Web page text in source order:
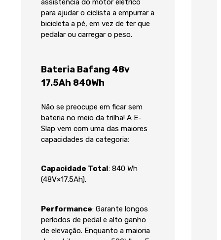
assistência do motor elétrico
para ajudar o ciclista a empurrar a
bicicleta a pé, em vez de ter que
pedalar ou carregar o peso.
Bateria Bafang 48v
17.5Ah 840Wh
Não se preocupe em ficar sem
bateria no meio da trilha! A E-
Slap vem com uma das maiores
capacidades da categoria:
Capacidade Total : 840 Wh
(48V×17.5Ah).
Performance: Garante longos
períodos de pedal e alto ganho
de elevação. Enquanto a maioria